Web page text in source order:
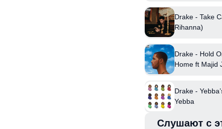
Drake - Take
Rihanna)
Drake - Hold
Home ft Majid
Drake -
Yebba
Слушают с